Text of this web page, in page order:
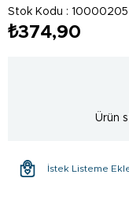
Stok Kodu
₺374,90
Ürün
İstek Listeme